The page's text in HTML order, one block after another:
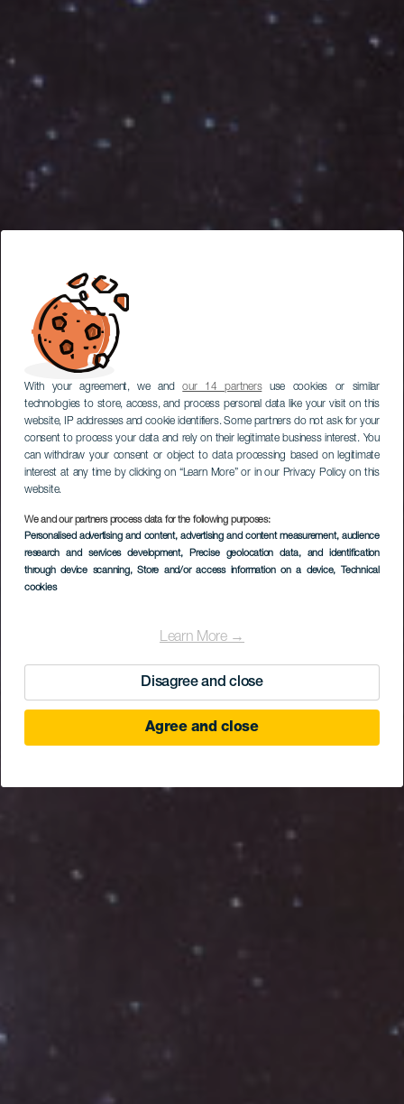
With your agreement, we andour 14 partnersuse cookies or similar
technologies to store, access, and process personal data like your visit on this
website, IP addresses and cookie identifiers. Some partners do not ask for your
consent to process your data and rely on their legitimate business interest. You
can withdraw your consent or object to data processing based on legitimate
interest at any time by clicking on “Learn More” or in our Privacy Policy on this
website.
We and our partners process data for the following purposes:
Personalised advertising and content, advertising and content measurement, audience
research and services development, Precise geolocation data, and identification
through device scanning, Store and/or access information on a device, Technical
cookies
Learn More →
Disagree and close
Agree and close
Llanos de Garañón
csillaglesre hív